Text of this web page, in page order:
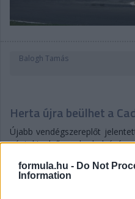
formula.hu - Do Not
Information
Balogh Tamás
Herta újra beülhet a
Újabb vendégszereplőt
pénteki első
ismét a Cadillacnél. Az
részvétele FP1-en 2026-
vezethetett, most pedig